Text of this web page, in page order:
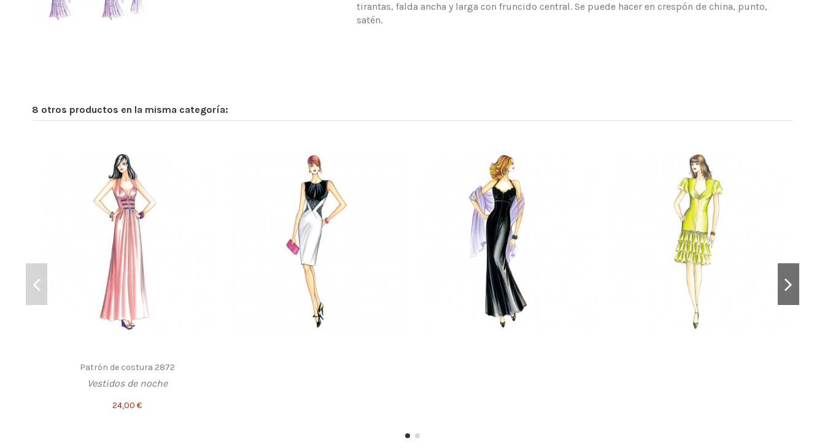
tirantas, falda ancha y larga con fruncido central. Se puede hacer en crespón de china, punto,
satén.
8 otros productos en la misma categoría:
Patrón de costura 2872
Vestidos de noche
24,00 €